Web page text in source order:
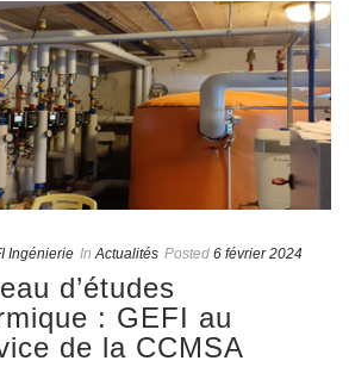
Ingénierie In Actualités Posted 6 février 2024
d’études
: GEFI au
de la CCMSA